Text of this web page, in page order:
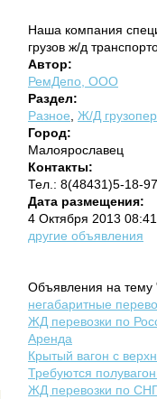
Наша компания
грузов ж/д
Автор:
РемДепо, ООО
Раздел:
Разное Ж/Д
Город:
Малоярославец
Контакты:
Тел.: 8(48431)5-18-
Дата размещения:
4 Октября 2013
другие объявления
Объявления на тему
негабаритные
ЖД перевозки по
Аренда
Крытый вагон с
Требуются
ЖД перевозки по